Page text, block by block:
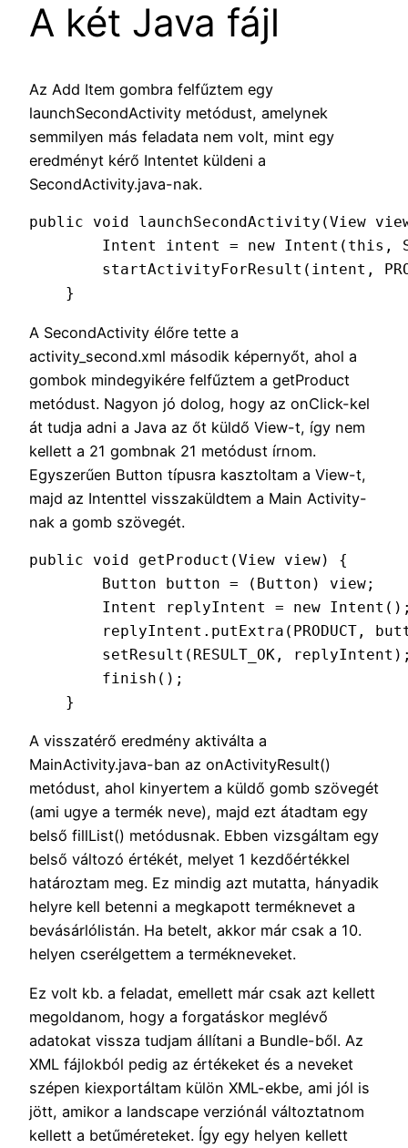
A két Java fájl
Az Add Item gombra felfűztem egy
launchSecondActivity metódust, amelynek
semmilyen más feladata nem volt, mint egy
eredményt kérő Intentet küldeni a
SecondActivity.java-nak.
public void launchSecondActivity(View
Intent intent = new Intent(this,
startActivityForResult(intent,
    }
A SecondActivity élőre tette a
activity_second.xml második képernyőt, ahol a
gombok mindegyikére felfűztem a getProduct
metódust. Nagyon jó dolog, hogy az onClick-kel
át tudja adni a Java az őt küldő View-t, így nem
kellett a 21 gombnak 21 metódust írnom.
Egyszerűen Button típusra kasztoltam a View-t,
majd az Intenttel visszaküldtem a Main Activity-
nak a gomb szövegét.
public void getProduct(View view) {
        Button button = (Button) view;
Intent replyIntent = new
replyIntent.putExtra(PRODUCT,
setResult(RESULT_OK,
        finish();
    }
A visszatérő eredmény aktiválta a
MainActivity.java-ban az onActivityResult()
metódust, ahol kinyertem a küldő gomb szövegét
(ami ugye a termék neve), majd ezt átadtam egy
belső fillList() metódusnak. Ebben vizsgáltam egy
belső változó értékét, melyet 1 kezdőértékkel
határoztam meg. Ez mindig azt mutatta, hányadik
helyre kell betenni a megkapott terméknevet a
bevásárlólistán. Ha betelt, akkor már csak a 10.
helyen cserélgettem a termékneveket.
Ez volt kb. a feladat, emellett már csak azt kellett
megoldanom, hogy a forgatáskor meglévő
adatokat vissza tudjam állítani a Bundle-ből. Az
XML fájlokból pedig az értékeket és a neveket
szépen kiexportáltam külön XML-ekbe, ami jól is
jött, amikor a landscape verziónál változtatnom
kellett a betűméreteket. Így egy helyen kellett